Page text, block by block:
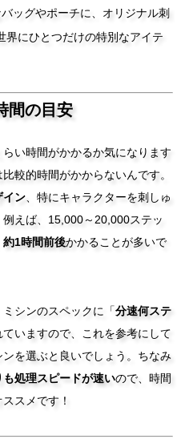
ッグやポーチに、オリジナル刺
界にひとつだけの特別なアイテ
間の目安
い時間がかかるか気になります
比較的時間がかからないんです。
イン 、特にキャラクターを刺しゅ
えば、15,000～20,000ステッ
約1時間前後かかることが多いで
シンのスペックに「分速何ステ
ていますので、これを参考にして
を選ぶと良いでしょう。ちなみ
処理スピードが速いので、時間
スメです！